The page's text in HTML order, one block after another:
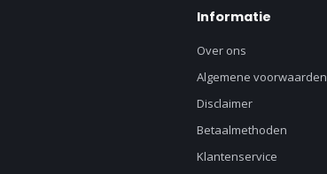
Informatie
Over ons
Algemene voorwaarden
Disclaimer
Betaalmethoden
Klantenservice